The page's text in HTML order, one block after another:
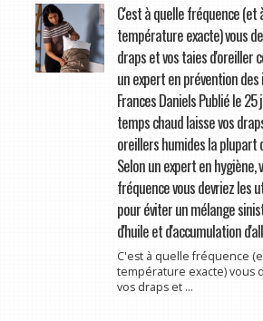
C'est à quelle fréquence (et
température exacte) vous
draps et vos taies d'oreiller
un expert en prévention
Frances Daniels Publié le
temps chaud laisse vos
oreillers humides la plupart
Selon un expert en hygiène,
fréquence vous devriez les
pour éviter un mélange
d'huile et d'accumulation
C'est à quelle fréquence
température exacte) vous
vos draps et ...